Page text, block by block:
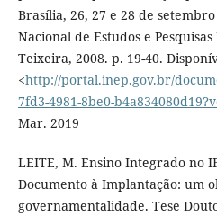
Brasília, 26, 27 e 28 de
Nacional de Estudos e
Teixeira, 2008. p. 19-40.
<http://portal.inep.gov.br/
7fd3-4981-8be0-
Mar. 2019
LEITE, M. Ensino Integrado no
Documento à Implantação: um
governamentalidade. Tese